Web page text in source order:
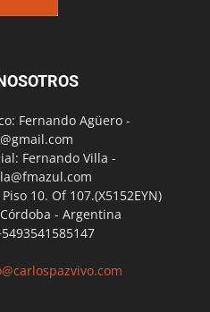
Fernando Agüero -
Fernando Villa -
10. Of 107.(X5152EYN)
- Argentina